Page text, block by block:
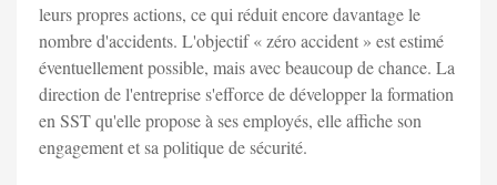
leurs propres actions, ce qui réduit encore davantage le
nombre d'accidents. L'objectif « zéro accident » est estimé
éventuellement possible, mais avec beaucoup de chance. La
direction de l'entreprise s'efforce de développer la formation
en SST qu'elle propose à ses employés, elle affiche son
engagement et sa politique de sécurité.